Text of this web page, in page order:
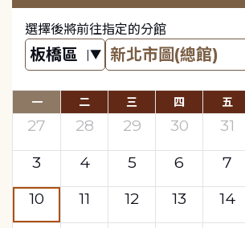
選擇後將前往指定的分館
一 二 三 四 五
27 28 29 30 31
3
4 5 6 7
10
11 12 13 14